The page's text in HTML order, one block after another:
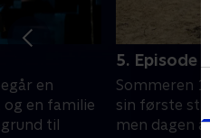
en
en familie
til
5. Episode 5
Sommeren
sin første
men dagen